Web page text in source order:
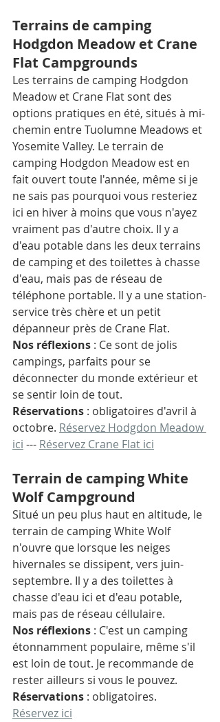
Terrains de camping
Hodgdon Meadow et Crane
Flat Campgrounds
Les terrains de camping Hodgdon
Meadow et Crane Flat sont des
options pratiques en été, situés à mi-
chemin entre Tuolumne Meadows et
Yosemite Valley. Le terrain de
camping Hodgdon Meadow est en
fait ouvert toute l'année, même si je
ne sais pas pourquoi vous resteriez
ici en hiver à moins que vous n'ayez
vraiment pas d'autre choix. Il y a
d'eau potable dans les deux terrains
de camping et des toilettes à chasse
d'eau, mais pas de réseau de
téléphone portable. Il y a une station-
service très chère et un petit
dépanneur près de Crane Flat.
Nos réflexions : Ce sont de jolis
campings, parfaits pour se
déconnecter du monde extérieur et
se sentir loin de tout.
Réservations : obligatoires d'avril à
octobre. Réservez Hodgdon Meadow
ici --- Réservez Crane Flat ici
Terrain de camping White
Wolf Campground
Situé un peu plus haut en altitude, le
terrain de camping White Wolf
n'ouvre que lorsque les neiges
hivernales se dissipent, vers juin-
septembre. Il y a des toilettes à
chasse d'eau ici et d'eau potable,
mais pas de réseau céllulaire.
Nos réflexions : C'est un camping
étonnamment populaire, même s'il
est loin de tout. Je recommande de
rester ailleurs si vous le pouvez.
Réservations : obligatoires.
Réservez ici